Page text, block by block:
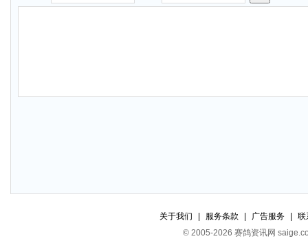
关于我们 服务条款 广告服务
联
© 2005-2026 赛鸽资讯网